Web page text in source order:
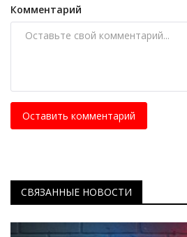
Комментарий
Оставить комментарий
СВЯЗАННЫЕ НОВОСТИ